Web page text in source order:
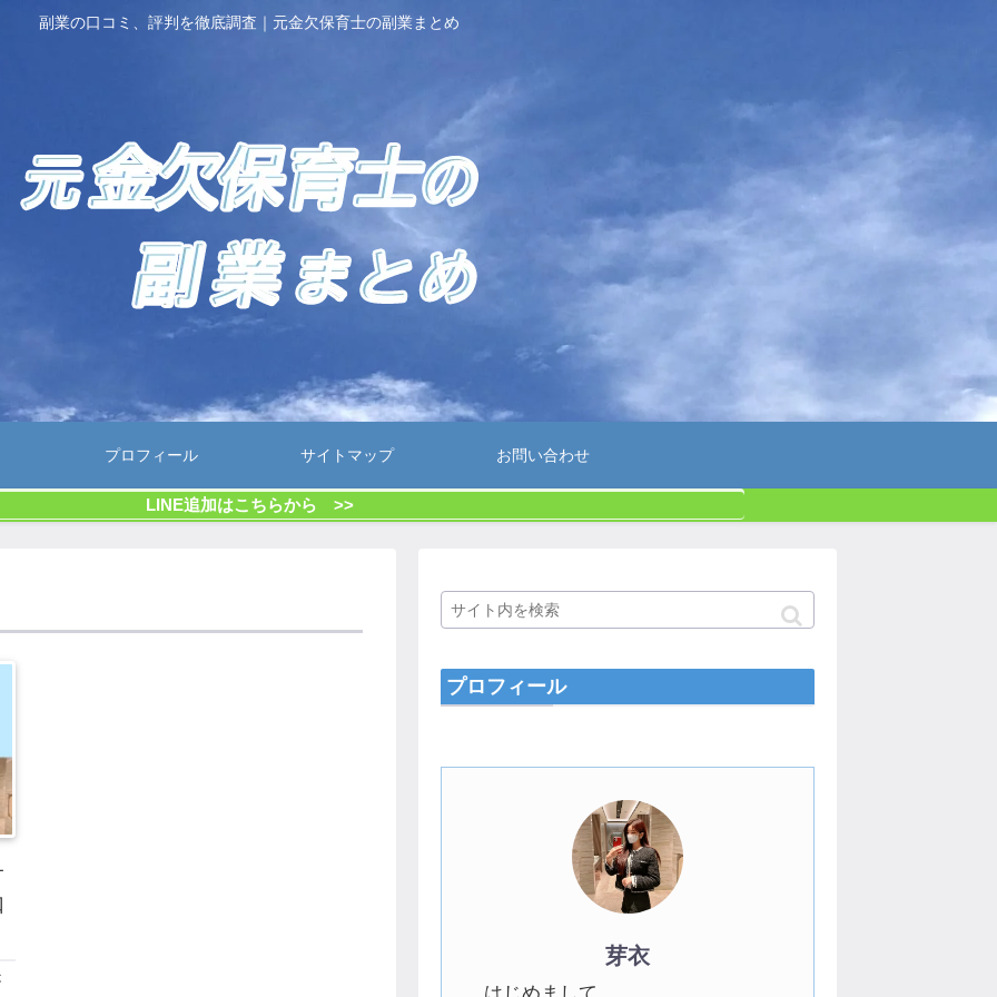
副業の口コミ、評判を徹底調査｜元金欠保育士の副業まとめ
プロフィール サイトマップ お問い合わせ
LINE追加はこちらから >>
プロフィール
芽衣
はじめまして。